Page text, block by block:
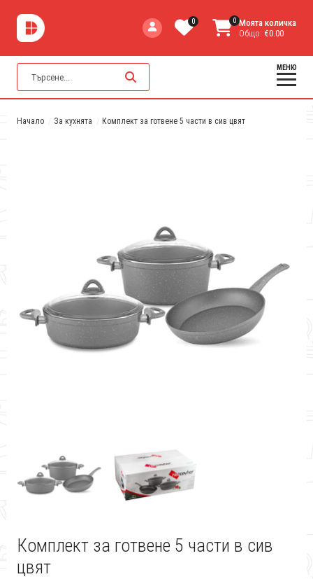
0 0 Моята количка
Общо: €0.00
МЕНЮ
Начало За кухнята Комплект за готвене 5 части в сив цвят
Комплект за готвене 5 части в сив
цвят